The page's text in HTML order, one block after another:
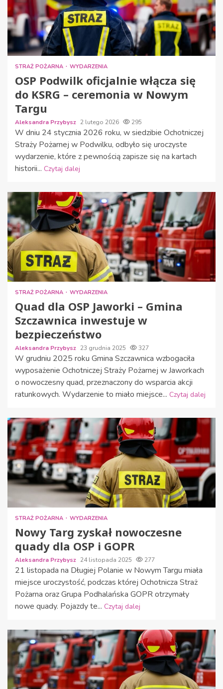
STRAŻ POŻARNA WYDARZENIA
OSP Podwilk oficjalnie włącza się
do KSRG – ceremonia w Nowym
Targu
Aleksandra Przybysz 2 lutego 2026 295
W dniu 24 stycznia 2026 roku, w siedzibie Ochotniczej
Straży Pożarnej w Podwilku, odbyło się uroczyste
wydarzenie, które z pewnością zapisze się na kartach
historii... Czytaj dalej
STRAŻ POŻARNA WYDARZENIA
Quad dla OSP Jaworki – Gmina
Szczawnica inwestuje w
bezpieczeństwo
Aleksandra Przybysz 23 grudnia 2025 327
W grudniu 2025 roku Gmina Szczawnica wzbogaciła
wyposażenie Ochotniczej Straży Pożarnej w Jaworkach
o nowoczesny quad, przeznaczony do wsparcia akcji
ratunkowych. Wydarzenie to miało miejsce... Czytaj dalej
STRAŻ POŻARNA WYDARZENIA
Nowy Targ zyskał nowoczesne
quady dla OSP i GOPR
Aleksandra Przybysz 24 listopada 2025 277
21 listopada na Długiej Polanie w Nowym Targu miała
miejsce uroczystość, podczas której Ochotnicza Straż
Pożarna oraz Grupa Podhalańska GOPR otrzymały
nowe quady. Pojazdy te... Czytaj dalej